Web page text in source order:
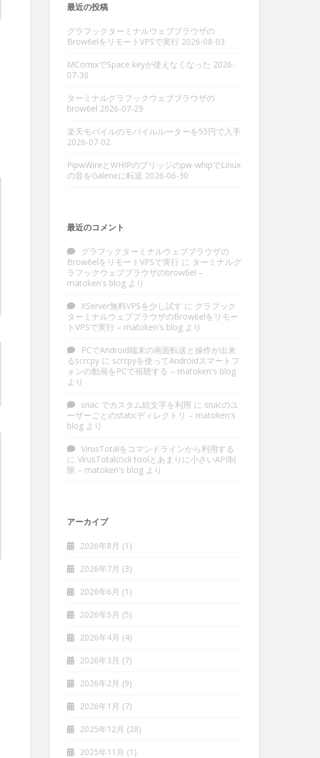
最近の投稿
グラフックターミナルウェブブラウザの
Brow6elをリモートVPSで実行 2026-08-03
MComixでSpace keyが使えなくなった 2026-
07-30
ターミナルグラフックウェブブラウザの
brow6el 2026-07-29
楽天モバイルのモバイルルーターを55円で入手
2026-07-02
PipwWireとWHIPのブリッジのpw-whipでLinux
の音をGaleneに転送 2026-06-30
最近のコメント
グラフックターミナルウェブブラウザの
Brow6elをリモートVPSで実行 に ターミナルグ
ラフックウェブブラウザのbrow6el –
matoken's blog より
XServer無料VPSを少し試す に グラフック
ターミナルウェブブラウザのBrow6elをリモー
トVPSで実行 – matoken's blog より
PCでAndroid端末の画面転送と操作が出来
るscrcpy に scrcpyを使ってAndroidスマートフ
ォンの動画をPCで視聴する – matoken's blog
より
snac でカスタム絵文字を利用 に snacのユ
ーザーごとのstaticディレクトリ – matoken's
blog より
VirusTotalをコマンドラインから利用する
に VirusTotalのcli toolとあまりに小さいAPI制
限 – matoken's blog より
アーカイブ
2026年8月 (1)
2026年7月 (3)
2026年6月 (1)
2026年5月 (5)
2026年4月 (4)
2026年3月 (7)
2026年2月 (9)
2026年1月 (7)
2025年12月 (28)
2025年11月 (1)